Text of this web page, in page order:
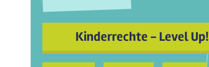
Kinderrechte - Level Up!